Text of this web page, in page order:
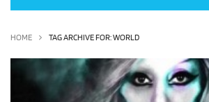
OLHA ISSO! EU
HOME TAG ARCHIVE FOR: WORLD